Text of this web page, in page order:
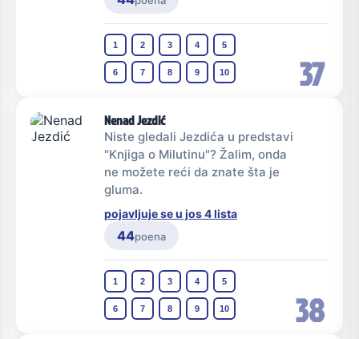
37
1 2 3 4 5
6 7 8 9 10
38
Nenad Jezdić
Niste gledali Jezdića u predstavi
"Knjiga o Milutinu"? Žalim, onda
ne možete reći da znate šta je
gluma.
pojavljuje se u jos 4 lista
44poena
1 2 3 4 5
6 7 8 9 10